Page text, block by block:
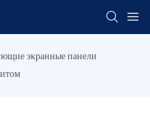
экранные панели